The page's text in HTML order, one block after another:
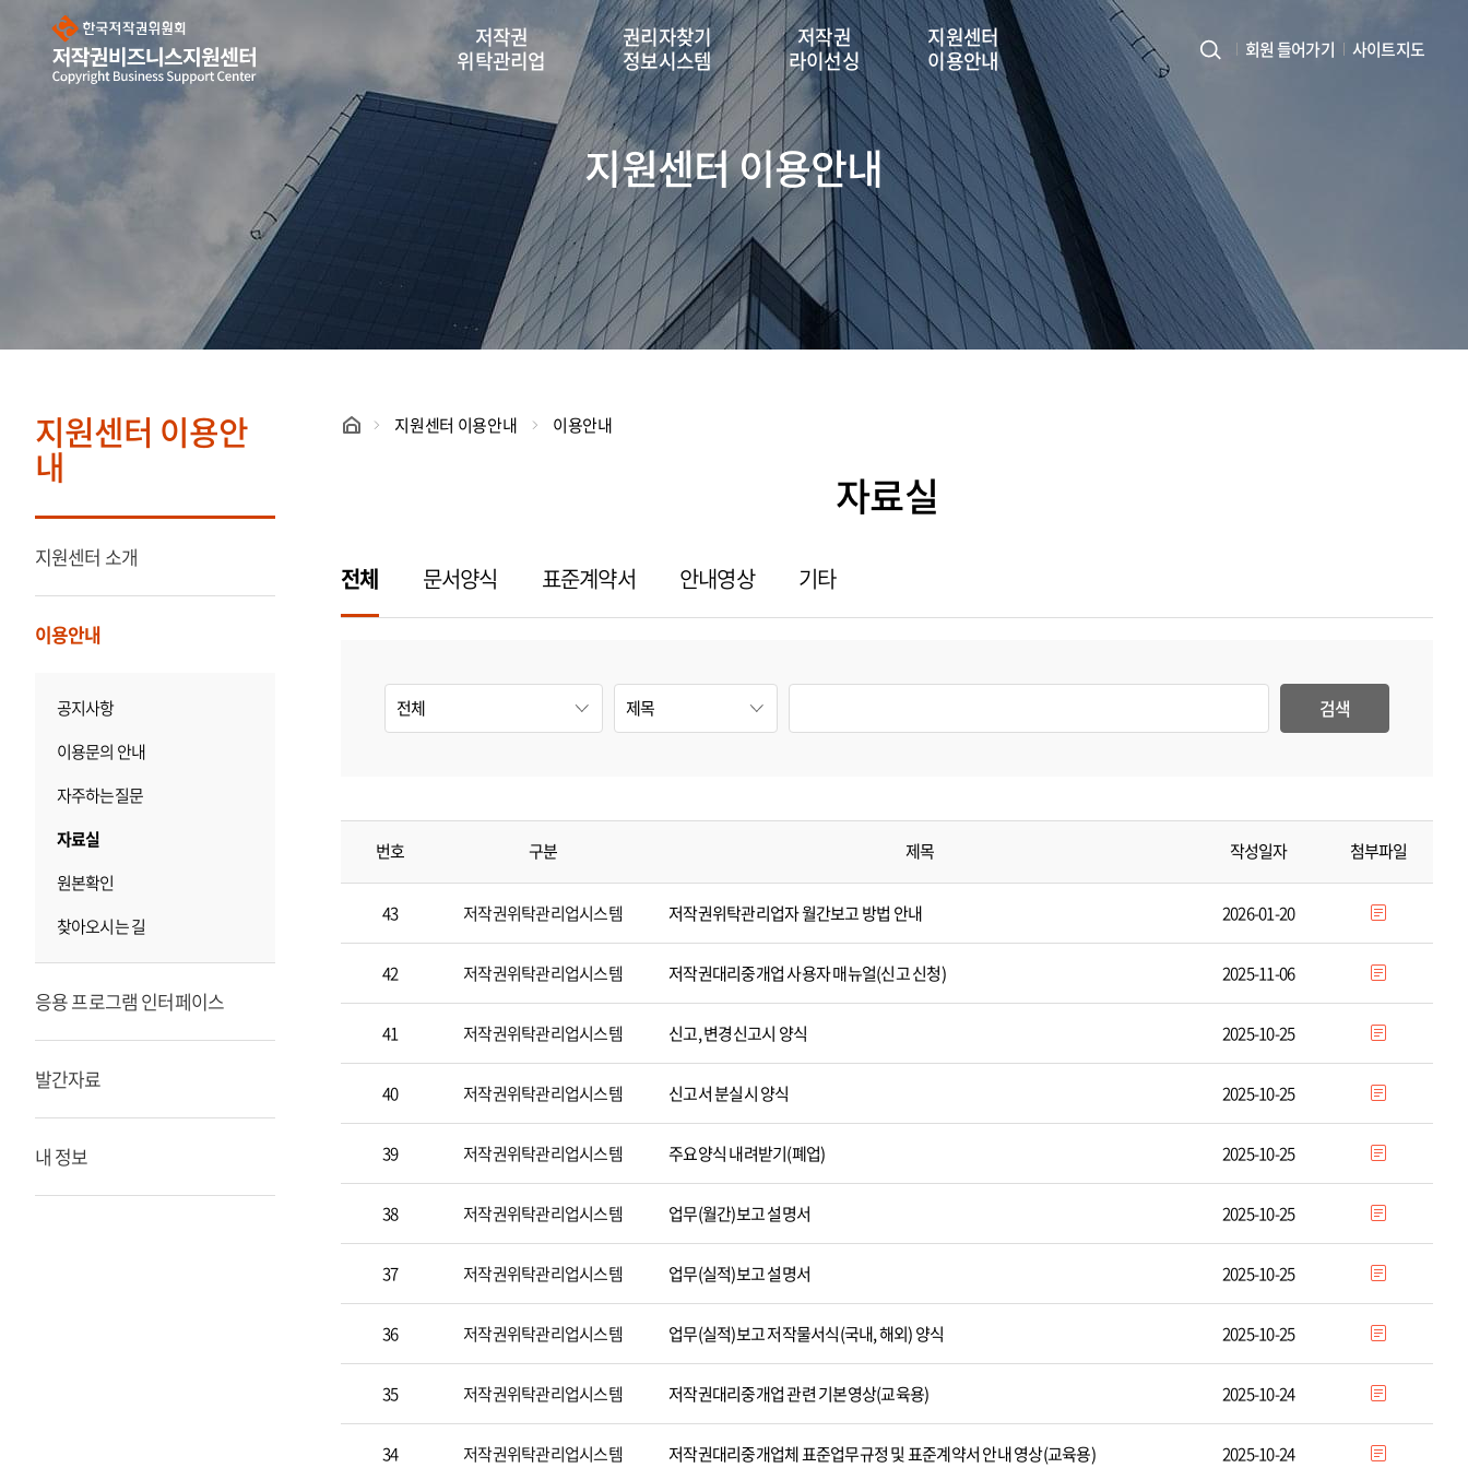
비
저작권
위탁관리업
권리자찾기
정보시스템
저작권
라이선싱
지원센터
이용안내
회원 들어가기
사이트지도
지원센터 이용안내
지원센터 이용안
내
지원센터 소개
이용안내
공지사항
이용문의 안내
자주하는질문
자료실
원본확인
찾아오시는 길
응용 프로그램 인터페이스
발간자료
내 정보
지원센터 이용안내 이용안내
자료실
전체 문서양식 표준계약서 안내영상 기타
검색
자
게
록
번호 구분 제목 작성일자 첨부파일
43 저작권위탁관리업시스템 저작권위탁관리업자 월간보고 방법 안내 2026-01-20
42 저작권위탁관리업시스템 저작권대리중개업 사용자 매뉴얼(신고 신청) 2025-11-06
41 저작권위탁관리업시스템 신고, 변경신고시 양식 2025-10-25
40 저작권위탁관리업시스템 신고서 분실시 양식 2025-10-25
39 저작권위탁관리업시스템 주요양식 내려받기(폐업) 2025-10-25
38 저작권위탁관리업시스템 업무(월간)보고 설명서 2025-10-25
37 저작권위탁관리업시스템 업무(실적)보고 설명서 2025-10-25
36 저작권위탁관리업시스템 업무(실적)보고 저작물서식(국내, 해외) 양식 2025-10-25
35 저작권위탁관리업시스템 저작권대리중개업 관련 기본영상(교육용) 2025-10-24
34 저작권위탁관리업시스템 저작권대리중개업체 표준업무규정 및 표준계약서 안내 영상(교육용) 2025-10-24